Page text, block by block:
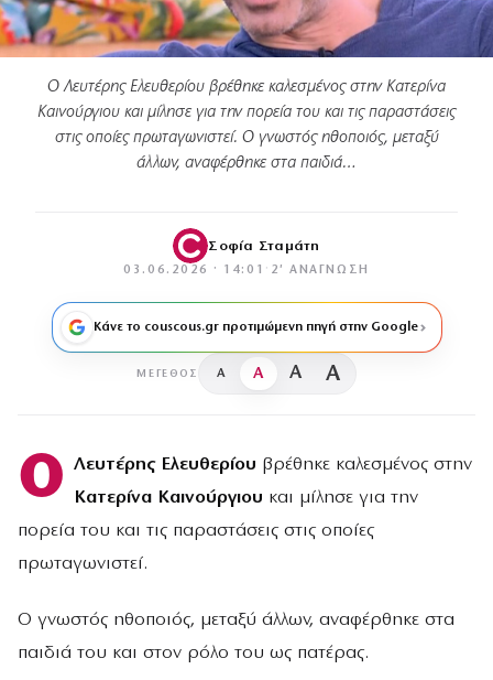
Ο Λευτέρης Ελευθερίου βρέθηκε καλεσμένος στην Κατερίνα
Καινούργιου και μίλησε για την πορεία του και τις παραστάσεις
στις οποίες πρωταγωνιστεί. Ο γνωστός ηθοποιός, μεταξύ
άλλων, αναφέρθηκε στα παιδιά…
Σοφία Σταμάτη
03.06.2026 · 14:01 · 2′ ΑΝΆΓΝΩΣΗ
Κάνε το couscous.gr προτιμώμενη πηγή στην Google
ΜΈΓΕΘΟΣ A A A A
Ο Λευτέρης Ελευθερίου βρέθηκε καλεσμένος στην
Κατερίνα Καινούργιου και μίλησε για την
πορεία του και τις παραστάσεις στις οποίες
πρωταγωνιστεί.
Ο γνωστός ηθοποιός, μεταξύ άλλων, αναφέρθηκε στα
παιδιά του και στον ρόλο του ως πατέρας.